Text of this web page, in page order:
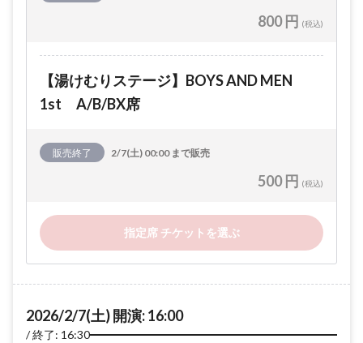
800 円 (税込)
【湯けむりステージ】BOYS AND MEN
1st A/B/BX席
販売終了 2/7(土) 00:00 まで販売
500 円 (税込)
指定席 チケットを選ぶ
2026/2/7(土) 開演: 16:00
終了: 16:30